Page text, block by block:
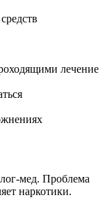
лечение
мед. Проблема
наркотики.